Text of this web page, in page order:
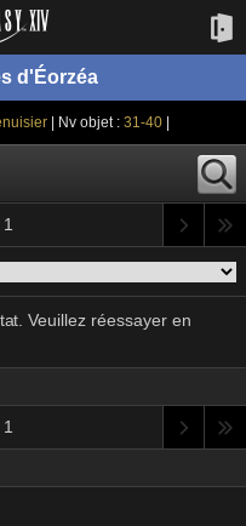
d'Éorzéa
| Nv objet :31-40|
Veuillez réessayer en